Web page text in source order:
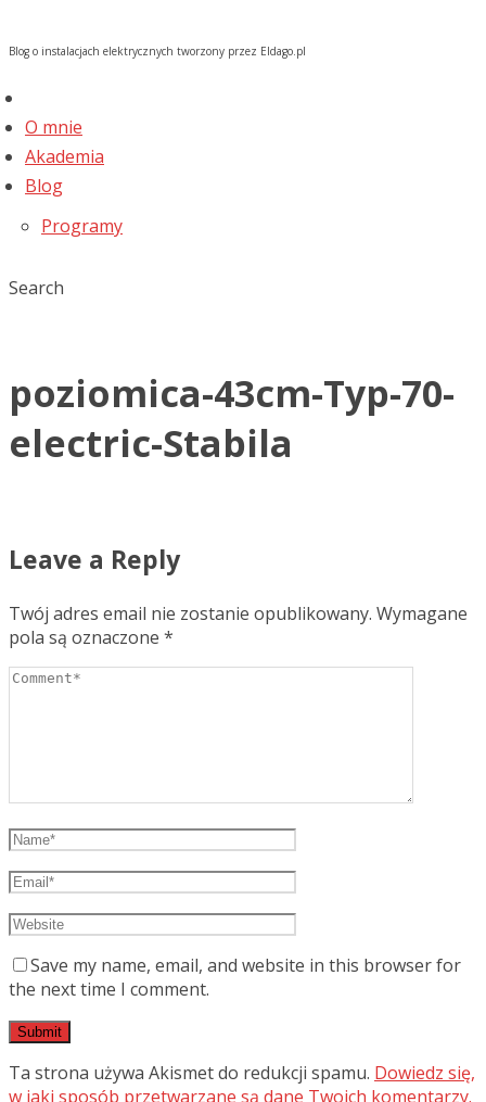
Blog o instalacjach elektrycznych tworzony przez Eldago.pl
O mnie
Akademia
Blog
Programy
Search
poziomica-43cm-Typ-70-
electric-Stabila
Leave a Reply
Twój adres email nie zostanie opublikowany. Wymagane
pola są oznaczone *
Save my name, email, and website in this browser for
the next time I comment.
Ta strona używa Akismet do redukcji spamu. Dowiedz się,
w jaki sposób przetwarzane są dane Twoich komentarzy.